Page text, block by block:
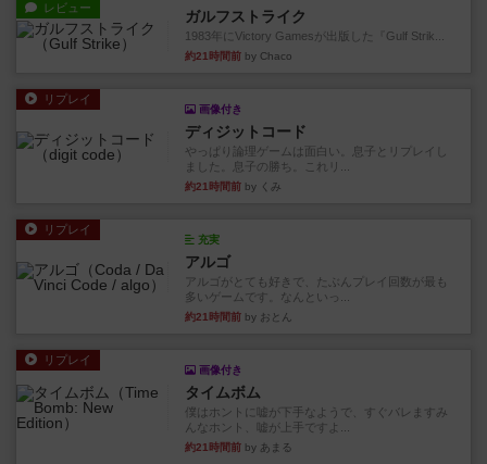
レビュー ガルフストライク
1983年にVictory Gamesが出版した『Gulf Strik...
約21時間前 by Chaco
リプレイ
画像付き
ディジットコード
やっぱり論理ゲームは面白い。息子とリプレイし
ました。息子の勝ち。これリ...
約21時間前 by くみ
リプレイ
充実
アルゴ
アルゴがとても好きで、たぶんプレイ回数が最も
多いゲームです。なんといっ...
約21時間前 by おとん
リプレイ
画像付き
タイムボム
僕はホントに嘘が下手なようで、すぐバレますみ
んなホント、嘘が上手ですよ...
約21時間前 by あまる